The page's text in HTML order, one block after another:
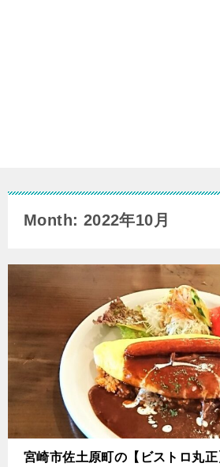
Month: 2022年10月
宮崎市佐土原町の【ビストロ丸